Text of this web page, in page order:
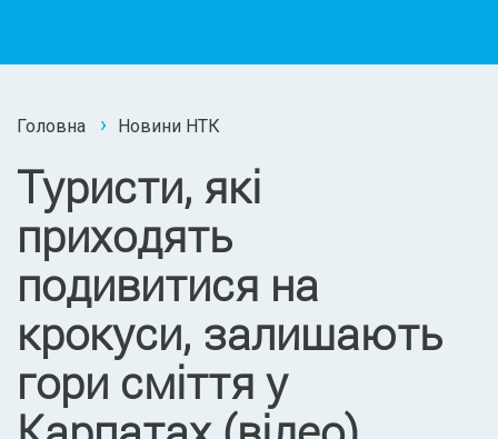
Головна Новини НТК
Туристи, які
приходять
подивитися на
крокуси, залишають
гори сміття у